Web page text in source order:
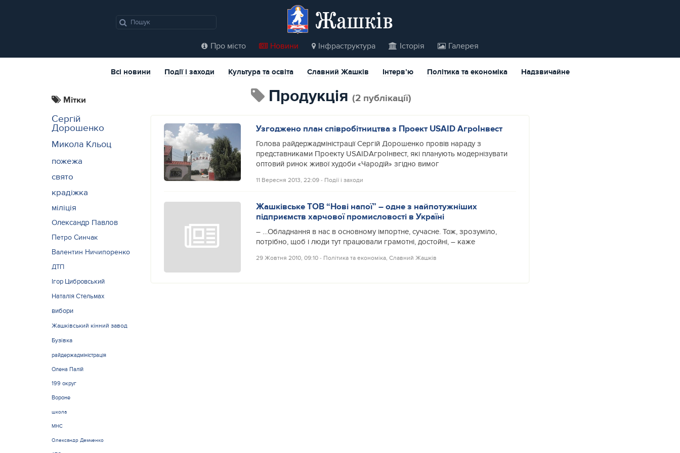
Жашків
Про місто Новини Інфраструктура Історія Галерея
Всі новини Події і заходи Культура та освіта Славний Жашків Інтерв’ю Політика та економіка Надзвичайне
Мітки
Сергій
Дорошенко
Микола Кльоц
пожежа
свято
крадіжка
міліція
Олександр Павлов
Петро Синчак
Валентин Ничипоренко
ДТП
Ігор Цибровський
Наталія Стельмах
вибори
Жашківський кінний завод
Бузівка
райдержадміністрація
Олена Палій
199 округ
Вороне
школа
МНС
Олександр Демченко
продукція (2 публікації)
Узгоджено план співробітництва з Проект USAID АгроІнвест
Голова райдержадміністрації Сергій Дорошенко провів нараду з
представниками Проекту USAIDАгроІнвест, які планують модернізувати
оптовий ринок живої худоби «Чародій» згідно вимог
11 Вересня 2013, 22:09 ‐ Події і заходи
Жашківське ТОВ “Нові напої” – одне з найпотужніших
підприємств харчової промисловості в Україні
– …Обладнання в нас в основному імпортне, сучасне. Тож, зрозуміло,
потрібно, щоб і люди тут працювали грамотні, достойні, – каже
29 Жовтня 2010, 09:10 ‐ Політика та економіка, Славний Жашків